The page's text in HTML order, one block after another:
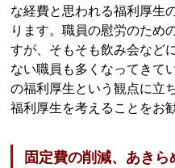
な経費と思われる福利厚生
ります。職員の慰労のため
すが、そもそも飲み会など
ない職員も多くなってきて
の福利厚生という観点に立
福利厚生を考えることをお
固定費の削減、あき